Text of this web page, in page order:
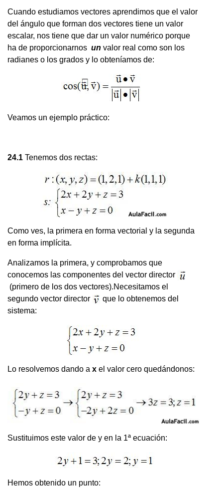
Cuando estudiamos vectores aprendimos que el valor
del ángulo que forman dos vectores tiene un valor
escalar, nos tiene que dar un valor numérico porque
ha de proporcionarnos un valor real como son los
radianes o los grados y lo obteníamos de:
Veamos un ejemplo práctico:
24.1 Tenemos dos rectas:
Como ves, la primera en forma vectorial y la segunda
en forma implícita.
Analizamos la primera, y comprobamos que
conocemos las componentes del vector director
(primero de los dos vectores).Necesitamos el
segundo vector director
que lo obtenemos del
sistema:
Lo resolvemos dando a x el valor cero quedándonos:
Sustituimos este valor de y en la 1ª ecuación:
Hemos obtenido un punto: